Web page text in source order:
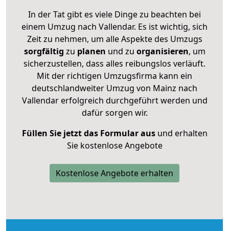
In der Tat gibt es viele Dinge zu beachten bei
einem Umzug nach Vallendar. Es ist wichtig, sich
Zeit zu nehmen, um alle Aspekte des Umzugs
sorgfältig zu planen und zu organisieren, um
sicherzustellen, dass alles reibungslos verläuft.
Mit der richtigen Umzugsfirma kann ein
deutschlandweiter Umzug von Mainz nach
Vallendar erfolgreich durchgeführt werden und
dafür sorgen wir.
Füllen Sie jetzt das Formular ausund erhalten
Sie kostenlose Angebote
Kostenlose Angebote erhalten